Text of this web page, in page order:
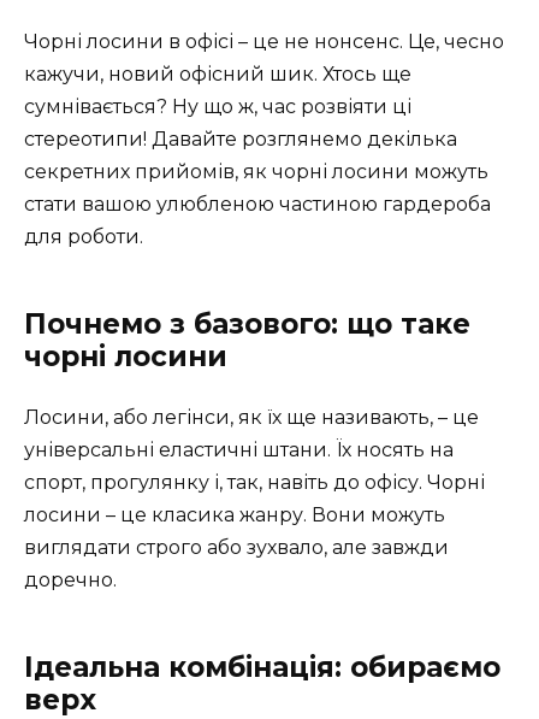
Чорні лосини в офісі – це не нонсенс. Це, чесно
кажучи, новий офісний шик. Хтось ще
сумнівається? Ну що ж, час розвіяти ці
стереотипи! Давайте розглянемо декілька
секретних прийомів, як чорні лосини можуть
стати вашою улюбленою частиною гардероба
для роботи.
Почнемо з базового: що таке
чорні лосини
Лосини, або легінси, як їх ще називають, – це
універсальні еластичні штани. Їх носять на
спорт, прогулянку і, так, навіть до офісу. Чорні
лосини – це класика жанру. Вони можуть
виглядати строго або зухвало, але завжди
доречно.
Ідеальна комбінація: обираємо
верх